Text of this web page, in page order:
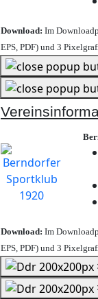
Download: Im
EPS, PDF) und 3
Download: Im
EPS, PDF) und 3